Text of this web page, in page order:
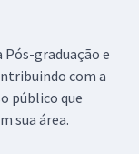
Pós-graduação e
com a
público que
sua área.